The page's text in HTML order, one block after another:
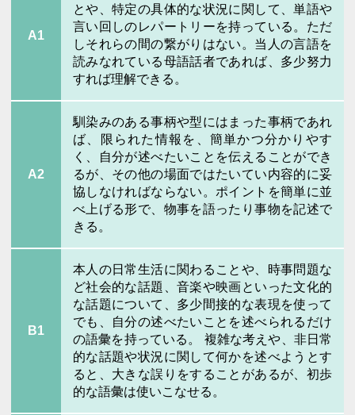
A1
とや、特定の具体的な状況に関して、単語や
言い回しのレパートリーを持っている。ただ
しそれらの間の繋がりはない。当人の言語を
読みなれている母語話者であれば、多少努力
すれば理解できる。
A2
馴染みのある事柄や型にはまった事柄であれ
ば、限られた情報を、簡単かつ分かりやす
く、自分が述べたいことを伝えることができ
るが、その他の場面ではたいてい内容的に妥
協しなければならない。ポイントを簡単に並
べ上げる形で、物事を語ったり事物を記述で
きる。
B1
本人の日常生活に関わることや、時事問題な
ど社会的な話題、音楽や映画といった文化的
な話題について、多少間接的な表現を使って
でも、自分の述べたいことを述べられるだけ
の語彙を持っている。 複雑な考えや、非日常
的な話題や状況に関して何かを述べようとす
ると、大きな誤りをすることがあるが、初歩
的な語彙は使いこなせる。